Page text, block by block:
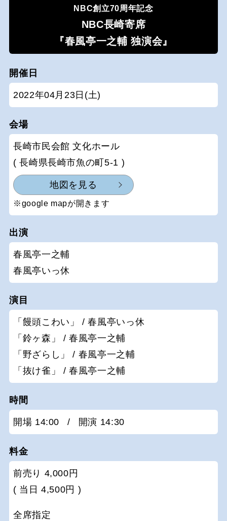
NBC創立70周年記念
NBC長崎寄席
『春風亭一之輔 独演会』
開催日
2022年04月23日(土)
会場
長崎市民会館 文化ホール
( 長崎県長崎市魚の町5-1 )
地図を見る
※google mapが開きます
出演
春風亭一之輔
春風亭いっ休
演目
「饅頭こわい」 / 春風亭いっ休
「鈴ヶ森」 / 春風亭一之輔
「野ざらし」 / 春風亭一之輔
「抜け雀」 / 春風亭一之輔
時間
開場 14:00 / 開演 14:30
料金
前売り 4,000円
( 当日 4,500円 )
全席指定